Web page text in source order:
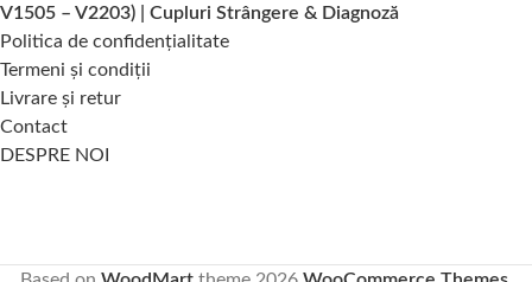
48 ore.
V1505 – V2203) | Cupluri Strângere & Diagnoză
Politica de confidențialitate
Termeni și condiții
Livrare și retur
Contact
DESPRE NOI